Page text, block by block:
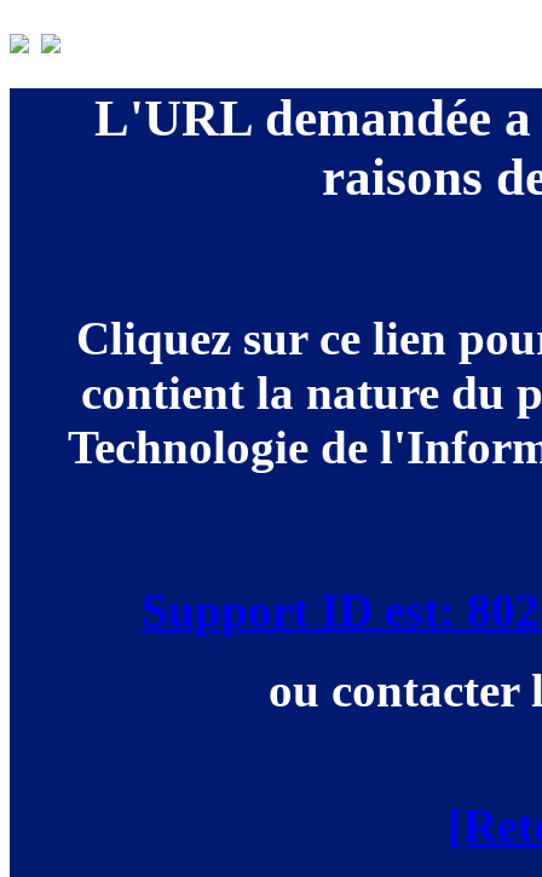
L'URL demandée a
raisons
Cliquez sur ce lien
contient la nature du
Technologie de
Support ID est:
ou contacter